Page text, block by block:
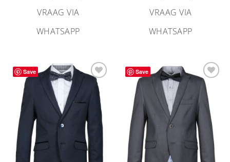
VRAAG VIA
WHATSAPP
VRAAG VIA
WHATSAPP
Save
verlanglijst
toevoegen
Save
Aan
verlanglijst
toevoegen